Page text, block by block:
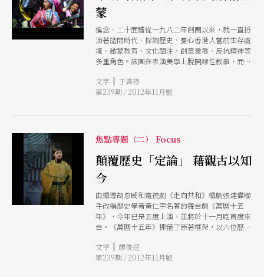
蒙
進念．二十面體從一九八二年創團以來，就一直扮
演著詰問時代、探詢歷史、憂心香港人當前生存處
境、啟蒙教育、文化關注、創意激發、反抗精神等
多重角色。該團在表演美學上脫開線性敘事，而以
演出。作品累積至今已近兩百齣，多以系列為之。
而進念與台灣劇場界從早期就展開交流，也激盪出
文字 | 于善祿
第239期 / 2012年11月號
焦點專題（二） Focus
顛覆歷史「定論」 藉觀古以知
今
由編導胡恩威和電視劇《走向共和》編劇張建偉聯
手改編歷史學者黃仁宇名著的舞台劇《萬曆十五
年》，今年已是五度上演，並將於十一月底首度來
台。《萬曆十五年》挪借了原著框架，以六位歷史
以「中國失敗總記錄」一語歸結該書的核心精神，
他說，重新演繹歷史是為推翻傳統歷史論述的手
文字 | 廖俊逞
第239期 / 2012年11月號